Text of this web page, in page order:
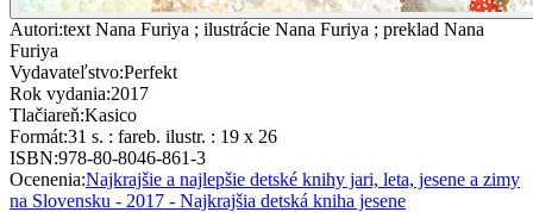
Autori:text Nana Furiya ; ilustrácie Nana Furiya ; preklad Nana
Furiya
Vydavateľstvo:Perfekt
Rok vydania:2017
Tlačiareň:Kasico
Formát:31 s. : fareb. ilustr. : 19 x 26
ISBN:978-80-8046-861-3
Ocenenia:Najkrajšie a najlepšie detské knihy jari, leta, jesene a zimy
na Slovensku - 2017 - Najkrajšia detská kniha jesene